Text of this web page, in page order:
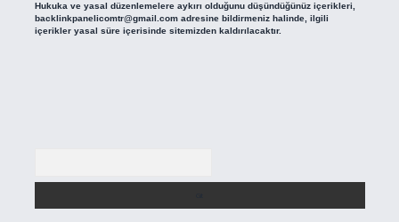
Hukuka ve yasal düzenlemelere aykırı olduğunu düşündüğünüz içerikleri,
backlinkpanelicomtr@gmail.comadresine bildirmeniz halinde, ilgili
içerikler yasal süre içerisinde sitemizden kaldırılacaktır.